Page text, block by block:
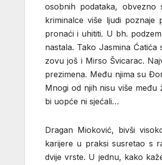
osobnih podataka,
kriminalce više ljudi poznaje
pronaći i uhititi. U bh.
nastala. Tako Jasmina
zovu još i Mirso Švicarac.
prezimena. Među njima su
Mnogi od njih nisu više među
bi uopće ni sjećali…
Dragan Mioković, bivši
karijere u praksi susretao s
dvije vrste. U jednu, kako